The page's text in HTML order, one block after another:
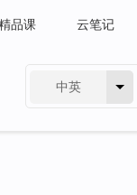
品课 云笔记
中英